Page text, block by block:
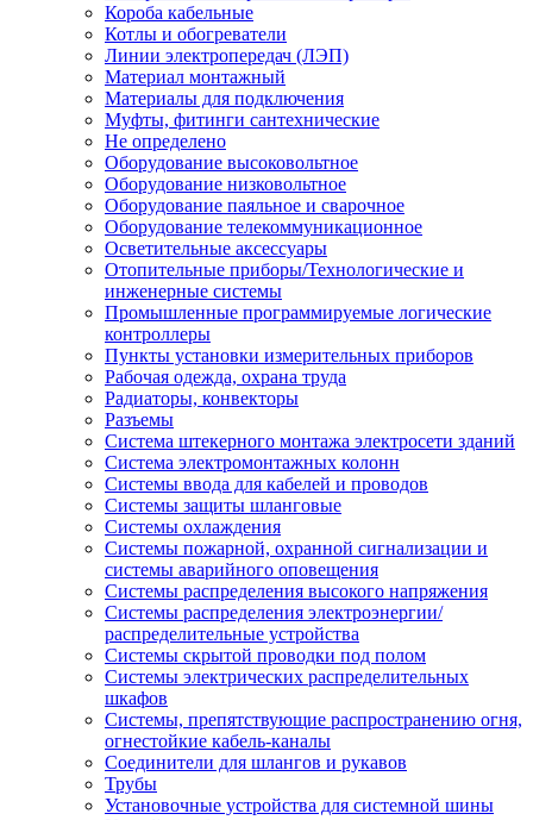
Короба кабельные
Котлы и обогреватели
Линии электропередач (ЛЭП)
Материал монтажный
Материалы для подключения
Муфты, фитинги сантехнические
Не определено
Оборудование высоковольтное
Оборудование низковольтное
Оборудование паяльное и сварочное
Оборудование телекоммуникационное
Осветительные аксессуары
Отопительные приборы/Технологические и
инженерные системы
Промышленные программируемые логические
контроллеры
Пункты установки измерительных приборов
Рабочая одежда, охрана труда
Радиаторы, конвекторы
Разъемы
Система штекерного монтажа электросети зданий
Система электромонтажных колонн
Системы ввода для кабелей и проводов
Системы защиты шланговые
Системы охлаждения
Системы пожарной, охранной сигнализации и
системы аварийного оповещения
Системы распределения высокого напряжения
Системы распределения электроэнергии/
распределительные устройства
Системы скрытой проводки под полом
Системы электрических распределительных
шкафов
Системы, препятствующие распространению огня,
огнестойкие кабель-каналы
Соединители для шлангов и рукавов
Трубы
Установочные устройства для системной шины